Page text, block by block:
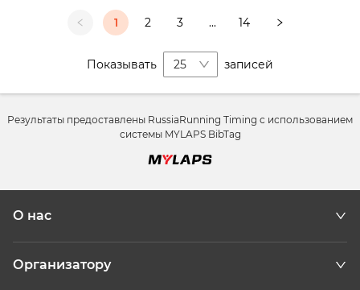
1 2 3 ... 14
Показывать 25 записей
Результаты предоставлены RussiaRunning Timing с использованием
системы MYLAPS BibTag
О нас
Организатору